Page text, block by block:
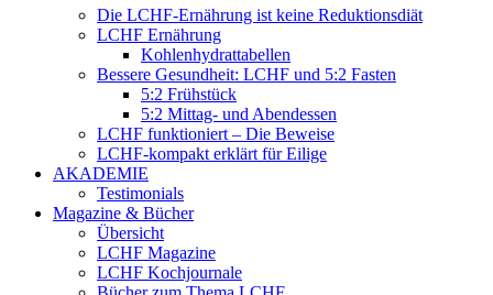
Die LCHF-Ernährung ist keine Reduktionsdiät
LCHF Ernährung
Kohlenhydrattabellen
Bessere Gesundheit: LCHF und 5:2 Fasten
5:2 Frühstück
5:2 Mittag- und Abendessen
LCHF funktioniert – Die Beweise
LCHF-kompakt erklärt für Eilige
AKADEMIE
Testimonials
Magazine & Bücher
Übersicht
LCHF Magazine
LCHF Kochjournale